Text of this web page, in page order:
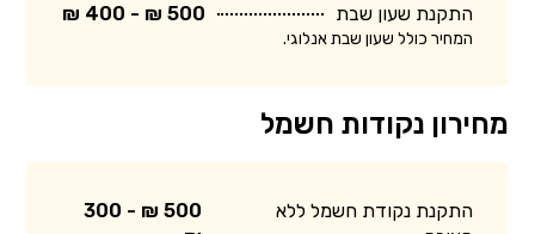
התקנת שעון שבת 500 ₪ - 400 ₪
המחיר כולל שעון שבת אנלוגי.
מחירון נקודות חשמל
התקנת נקודת חשמל ללא
500 ₪ - 300